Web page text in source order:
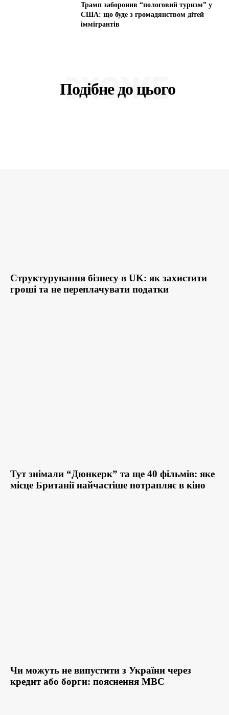
Трамп заборонив “пологовий туризм” у
США: що буде з громадянством дітей
іммігрантів
Подібне до цього
СХОЖЕ
Структурування бізнесу в UK: як захистити
гроші та не переплачувати податки
Тут знімали “Дюнкерк” та ще 40 фільмів: яке
місце Британії найчастіше потрапляє в кіно
Чи можуть не випустити з України через
кредит або борги: пояснення МВС